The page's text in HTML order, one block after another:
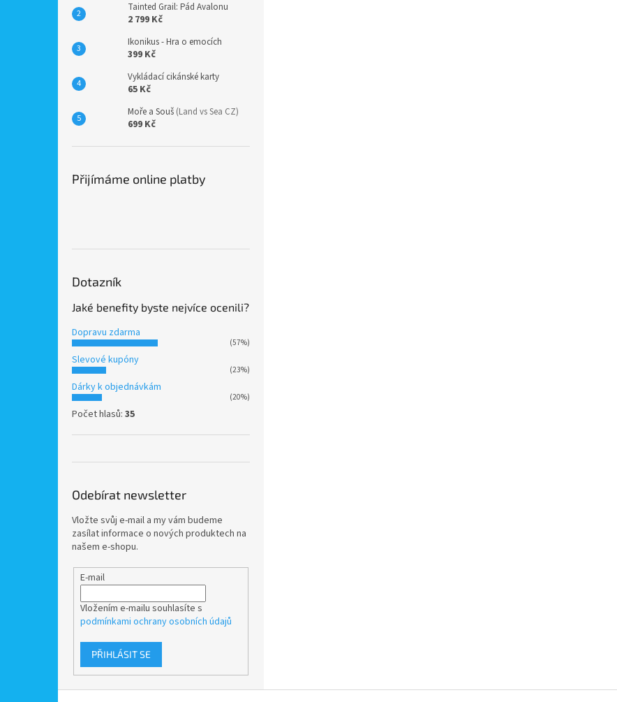
Tainted Grail: Pád Avalonu
2 799 Kč
Ikonikus - Hra o emocích
399 Kč
Vykládací cikánské karty
65 Kč
Moře a Souš (Land vs Sea CZ)
699 Kč
Přijímáme online platby
Dotazník
Jaké benefity byste nejvíce ocenili?
Dopravu zdarma
(57%)
Slevové kupóny
(23%)
Dárky k objednávkám
(20%)
Počet hlasů: 35
Odebírat newsletter
Vložte svůj e-mail a my vám budeme
zasílat informace o nových produktech na
našem e-shopu.
E-mail
Vložením e-mailu souhlasíte s
podmínkami ochrany osobních údajů
PŘIHLÁSIT SE